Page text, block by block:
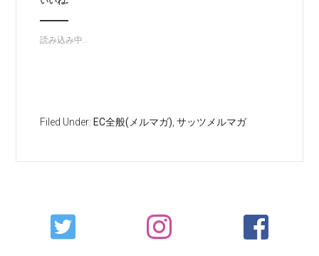
読み込み中...
Filed Under: EC全般(メルマガ) ,サッツメルマガ
Primary
Sidebar